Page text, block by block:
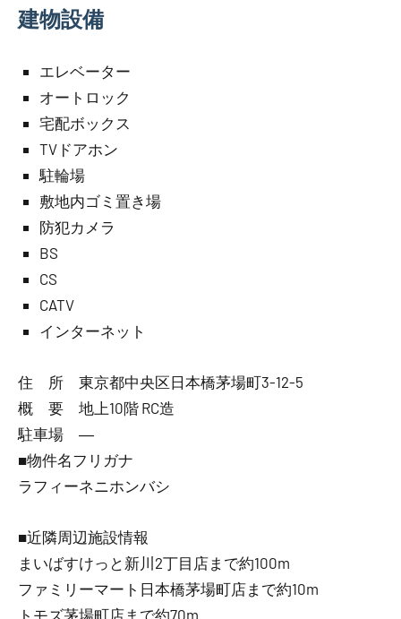
建物設備
エレベーター
オートロック
宅配ボックス
TVドアホン
駐輪場
敷地内ゴミ置き場
防犯カメラ
BS
CS
CATV
インターネット
住 所 東京都中央区日本橋茅場町3-12-5
概 要 地上10階 RC造
駐車場 ―
■物件名フリガナ
ラフィーネニホンバシ
■近隣周辺施設情報
まいばすけっと新川2丁目店まで約100m
ファミリーマート日本橋茅場町店まで約10m
トモズ茅場町店まで約70m